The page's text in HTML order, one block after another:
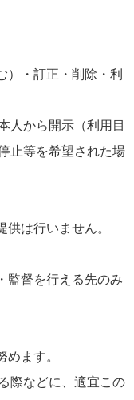
）・訂正・削除・利
人から開示（利用目
止等を希望された場
は行いません。
監督を行える先のみ
ます。
際などに、適宜この